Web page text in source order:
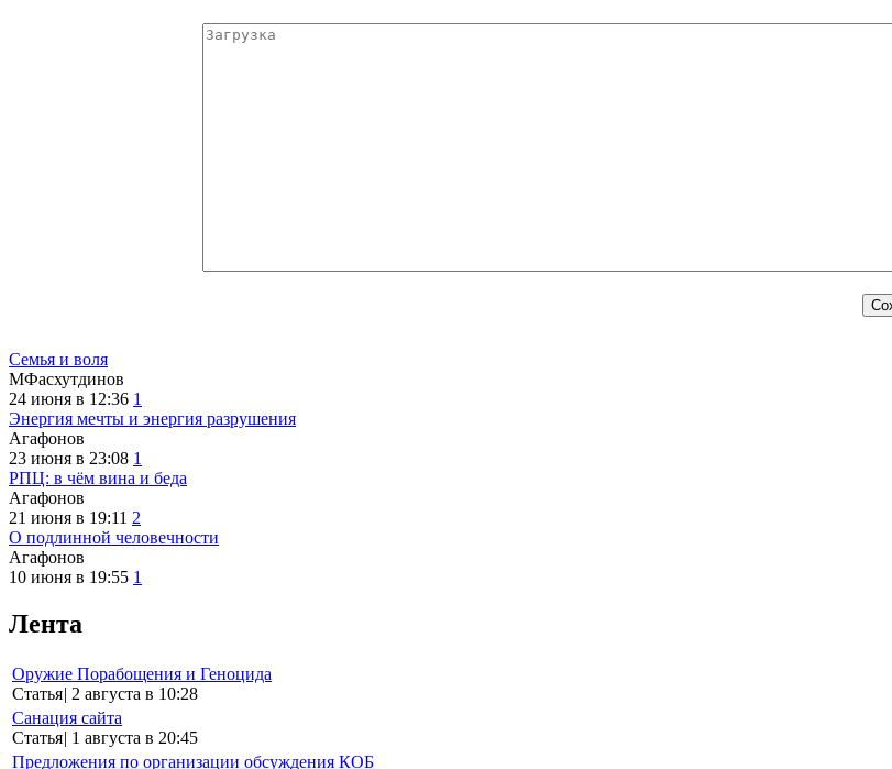
Семья и воля
МФасхутдинов
24 июня в 12:36 1
Энергия мечты и энергия разрушения
Агафонов
23 июня в 23:08 1
РПЦ: в чём вина и беда
Агафонов
21 июня в 19:11 2
О подлинной человечности
Агафонов
10 июня в 19:55 1
Лента
Оружие Порабощения и Геноцида
Статья| 2 августа в 10:28
Санация сайта
Статья| 1 августа в 20:45
Предложения по организации обсуждения КОБ